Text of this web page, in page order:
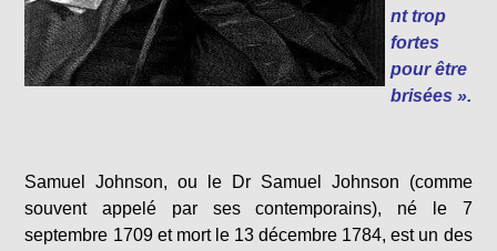
nt trop
fortes
pour être
brisées ».
Samuel Johnson, ou le Dr Samuel Johnson (comme
souvent appelé par ses contemporains), né le 7
septembre 1709 et mort le 13 décembre 1784, est un des